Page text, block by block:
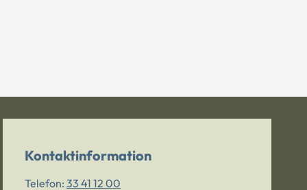
Kontaktinformation
Telefon: 33 41 12 00